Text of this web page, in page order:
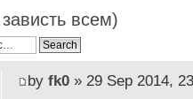
всем)
by fk0» 29 Sep 2014,